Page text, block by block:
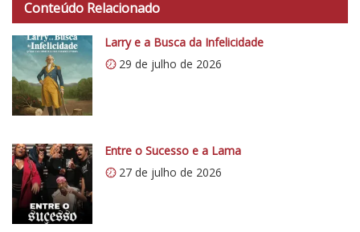
r
í
t
i
c
5
1
p
s
:
/
/
0
.
w
p
.
Conteúdo Relacionado
Larry e a Busca da Infelicidade
29 de julho de 2026
Entre o Sucesso e a Lama
27 de julho de 2026